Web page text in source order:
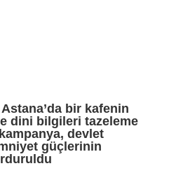
bir kafenin
dini bilgileri tazeleme
devlet
güçlerinin